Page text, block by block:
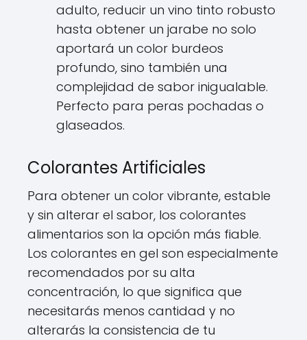
adulto, reducir un vino tinto robusto
hasta obtener un jarabe no solo
aportará un color burdeos
profundo, sino también una
complejidad de sabor inigualable.
Perfecto para peras pochadas o
glaseados.
Colorantes Artificiales
Para obtener un color vibrante, estable
y sin alterar el sabor, los colorantes
alimentarios son la opción más fiable.
Los colorantes en gel son especialmente
recomendados por su alta
concentración, lo que significa que
necesitarás menos cantidad y no
alterarás la consistencia de tu